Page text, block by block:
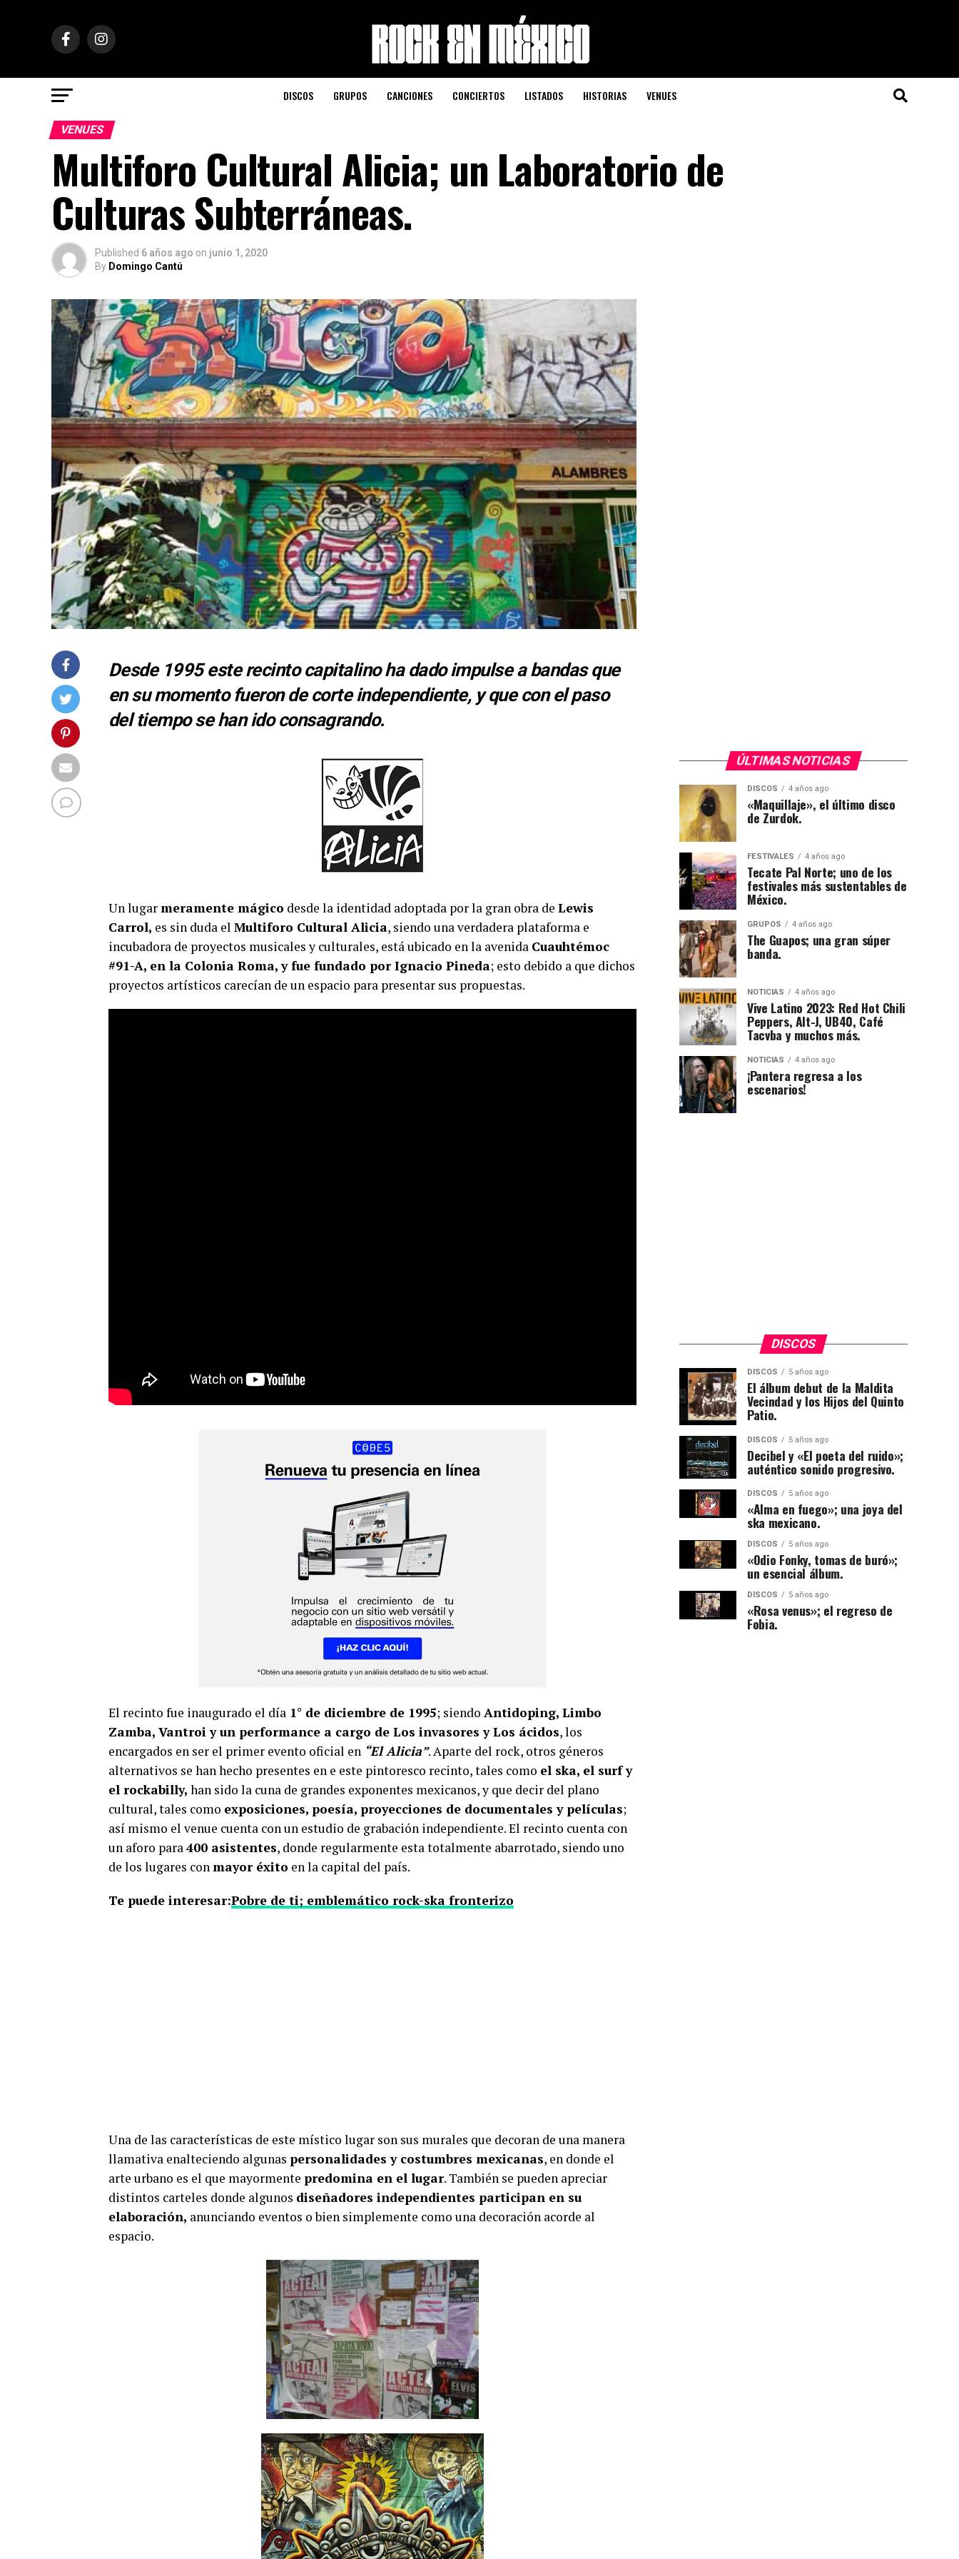
DISCOS GRUPOS CANCIONES CONCIERTOS LISTADOS HISTORIAS VENUES
VENUES
Multiforo Cultural Alicia; un Laboratorio de
Culturas Subterráneas.
Published 6 años ago on junio 1, 2020
By Domingo Cantú
Desde 1995 este recinto capitalino ha dado impulse a bandas que
en su momento fueron de corte independiente, y que con el paso
del tiempo se han ido consagrando.
Un lugarmeramente mágico desde la identidad adoptada por la gran obra de Lewis
Carrol, es sin duda el Multiforo Cultural Alicia, siendo una verdadera plataforma e
incubadora de proyectos musicales y culturales, está ubicado en la avenida Cuauhtémoc
#91-A, en la Colonia Roma, y fue fundado por Ignacio Pineda; esto debido a que dichos
proyectos artísticos carecían de un espacio para presentar sus propuestas.
El recinto fue inaugurado el día 1° de diciembre de 1995; siendo Antidoping, Limbo
Zamba, Vantroi y un performance a cargo de Los invasores y Los ácidos, los
encargados en ser el primer evento oficial en “El Alicia”. Aparte del rock, otros géneros
alternativos se han hecho presentes en e este pintoresco recinto, tales como el ska, el surf y
el rockabilly, han sido la cuna de grandes exponentes mexicanos, y que decir del plano
cultural, tales como exposiciones, poesía, proyecciones de documentales y películas;
así mismo el venue cuenta con un estudio de grabación independiente. El recinto cuenta con
un aforo para400 asistentes, donde regularmente esta totalmente abarrotado, siendo uno
de los lugares conmayor éxito en la capital del país.
Te puede interesar:Pobre de ti; emblemático rock-ska fronterizo
Una de las características de este místico lugar son sus murales que decoran de una manera
llamativa enalteciendo algunas personalidades y costumbres mexicanas, en donde el
arte urbano es el que mayormente predomina en el lugar. También se pueden apreciar
distintos carteles donde algunos diseñadores independientes participan en su
elaboración, anunciando eventos o bien simplemente como una decoración acorde al
espacio.
ÚLTIMAS NOTICIAS
DISCOS 4 años ago
«Maquillaje», el último disco
de Zurdok.
FESTIVALES 4 años ago
Tecate Pal Norte; uno de los
festivales más sustentables de
México.
GRUPOS 4 años ago
The Guapos; una gran súper
banda.
NOTICIAS 4 años ago
Vive Latino 2023: Red Hot Chili
Peppers, Alt-J, UB40, Café
Tacvba y muchos más.
NOTICIAS 4 años ago
¡Pantera regresa a los
escenarios!
DISCOS
DISCOS 5 años ago
El álbum debut de la Maldita
Vecindad y los Hijos del Quinto
Patio.
DISCOS 5 años ago
Decibel y «El poeta del ruido»;
auténtico sonido progresivo.
DISCOS 5 años ago
«Alma en fuego»; una joya del
ska mexicano.
DISCOS 5 años ago
«Odio Fonky, tomas de buró»;
un esencial álbum.
DISCOS 5 años ago
«Rosa venus»; el regreso de
Fobia.